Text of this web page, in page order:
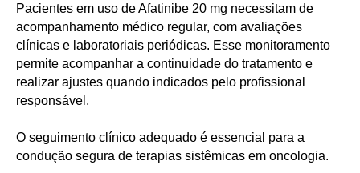
Pacientes em uso de Afatinibe 20 mg necessitam de
acompanhamento médico regular, com avaliações
clínicas e laboratoriais periódicas. Esse monitoramento
permite acompanhar a continuidade do tratamento e
realizar ajustes quando indicados pelo profissional
responsável.
O seguimento clínico adequado é essencial para a
condução segura de terapias sistêmicas em oncologia.